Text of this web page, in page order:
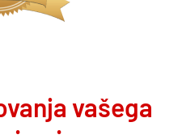
vašega